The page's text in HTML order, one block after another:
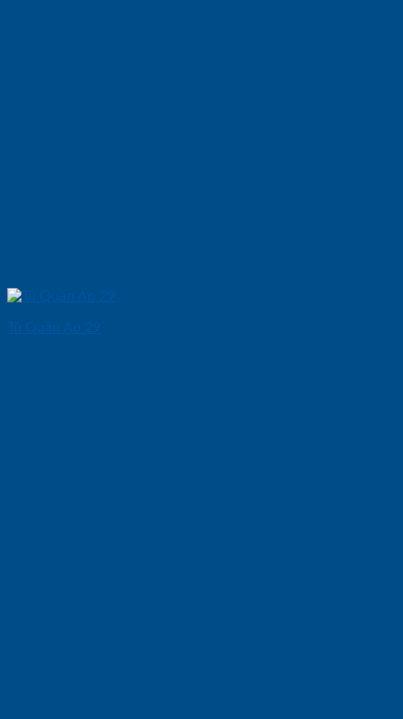
Tủ Quần Áo 29